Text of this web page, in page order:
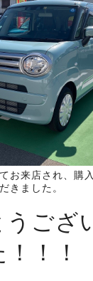
お来店され、購
だきました。
ござ
！！！